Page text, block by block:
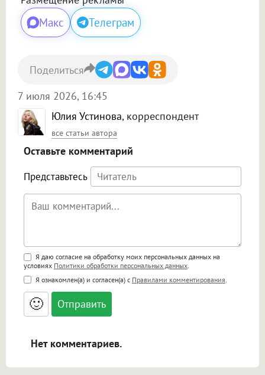
Макс Телеграм
Юлия Устинова, корреспондент
все статьи автора
7 июля 2026, 16:45
Поделиться
Оставьте комментарий
Представьтесь
Поддержка HTML
<b>, <strong>, <u>, <i>, <em>, <s>, <big>,
<small>, <sup>, <sub>, <pre>, <ul>, <ol>, <li>,
<blockquote>, <code> экранирует HTML,
адреса URL автоматически становятся
ссылками, и [img]адрес[/img] будет
Я даю согласие на обработку моих персональных данных на
условиях Политики обработки персональных данных
Я ознакомлен(а) и согласен(а) с Правилами комментирования
🙂
Нет комментариев.